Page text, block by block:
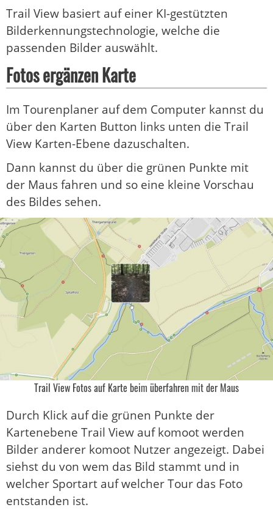
Trail View basiert auf einer KI-gestützten
Bilderkennungstechnologie, welche die
passenden Bilder auswählt.
Fotos ergänzen Karte
Im Tourenplaner auf dem Computer kannst du
über den Karten Button links unten die Trail
View Karten-Ebene dazuschalten.
Dann kannst du über die grünen Punkte mit
der Maus fahren und so eine kleine Vorschau
des Bildes sehen.
Trail View Fotos auf Karte beim überfahren mit der Maus
Durch Klick auf die grünen Punkte der
Kartenebene Trail View auf komoot werden
Bilder anderer komoot Nutzer angezeigt. Dabei
siehst du von wem das Bild stammt und in
welcher Sportart auf welcher Tour das Foto
entstanden ist.